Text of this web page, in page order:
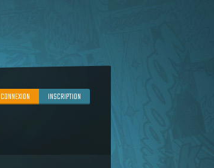
CONNEXION INSCRIPTION